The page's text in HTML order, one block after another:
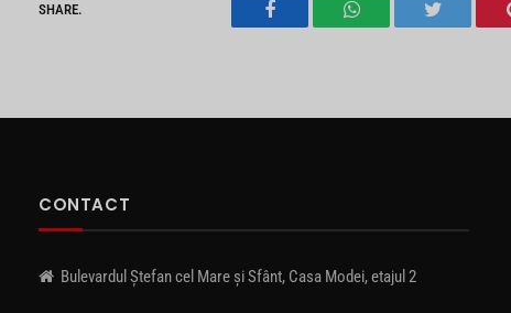
SHARE.
Facebook WhatsAppTwitter
CONTACT
Bulevardul Ștefan cel Mare și Sfânt, Casa Modei, etajul 2